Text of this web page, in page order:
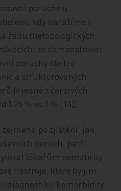
poruchy u
kdy narážíme v
řadu metodologických
lze demonstrovat
poruchy dle tzv.
a strukturovaných
(v jedné z čerstvých
26 % vs 9 % [14]).
po zjištění, jak
poruch, patří
lékařům somaticky
nástroje, které by jim
diagnostiku komorbidity.